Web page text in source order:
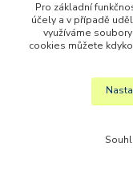
AUTA, LODĚ,
HRAČKY NA VEN
Pro základní
účely a v případě
využíváme
cookies můžete